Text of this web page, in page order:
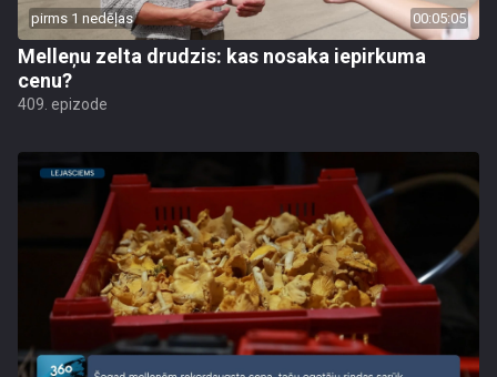
pirms 1 nedēļas 00:05:05
Melleņu zelta drudzis: kas nosaka iepirkuma
cenu?
409. epizode